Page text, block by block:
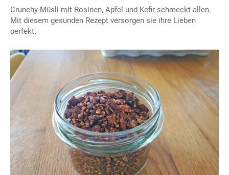
Crunchy-Müsli mit Rosinen, Apfel und Kefir schmeckt allen.
Mit diesem gesunden Rezept versorgen sie ihre Lieben
perfekt.